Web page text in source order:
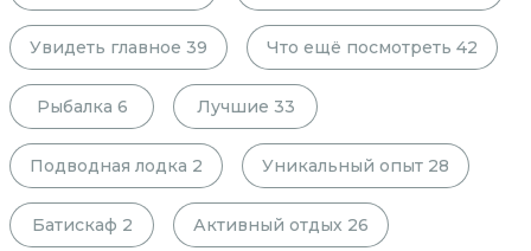
Увидеть главное 39 Что ещё посмотреть 42
Рыбалка 6 Лучшие 33
Подводная лодка 2 Уникальный опыт 28
Батискаф 2 Активный отдых 26